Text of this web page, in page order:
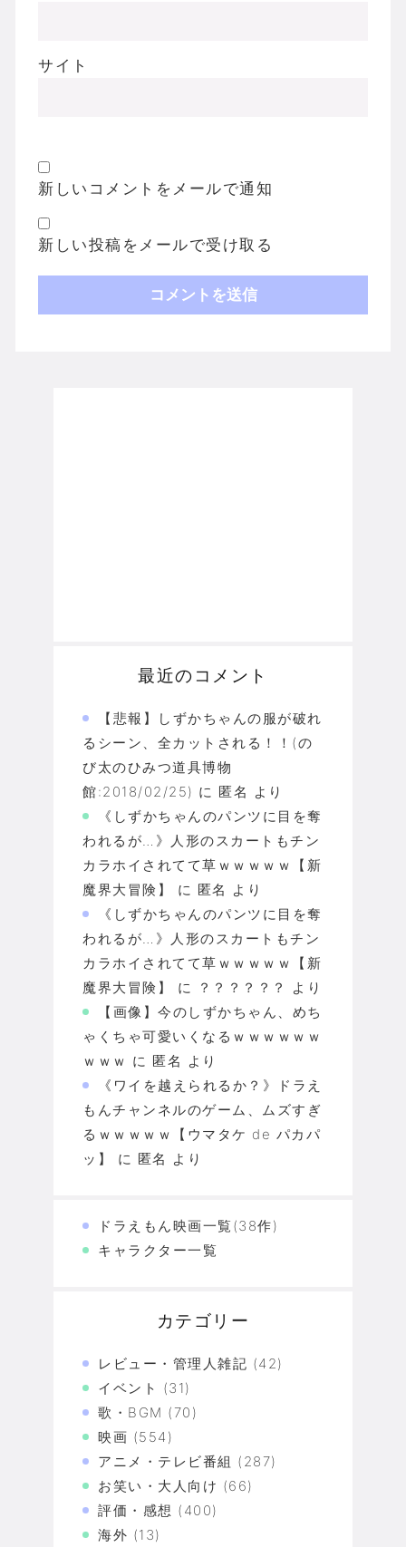
サイト
新しいコメントをメールで通知
新しい投稿をメールで受け取る
最近のコメント
【悲報】しずかちゃんの服が破れ
るシーン、全カットされる！！(の
び太のひみつ道具博物
館:2018/02/25) に 匿名 より
《しずかちゃんのパンツに目を奪
われるが…》人形のスカートもチン
カラホイされてて草ｗｗｗｗｗ【新
魔界大冒険】
に 匿名 より
《しずかちゃんのパンツに目を奪
われるが…》人形のスカートもチン
カラホイされてて草ｗｗｗｗｗ【新
魔界大冒険】
に ？？？？？？
より
【画像】今のしずかちゃん、めち
ゃくちゃ可愛いくなるｗｗｗｗｗｗ
ｗｗｗ に 匿名 より
《ワイを越えられるか？》ドラえ
もんチャンネルのゲーム、ムズすぎ
るｗｗｗｗｗ【ウマタケ de パカパ
ッ】
に 匿名 より
ドラえもん映画一覧(38作)
キャラクター一覧
カテゴリー
レビュー・管理人雑記 (42)
イベント (31)
歌・BGM (70)
映画 (554)
アニメ・テレビ番組 (287)
お笑い・大人向け (66)
評価・感想 (400)
海外 (13)